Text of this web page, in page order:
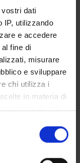
dati
IP, utilizzando
e accedere
fine di
misurare
e sviluppare
chi utilizza i
in materia di
proprietà digitale
in qualsiasi
o facendo clic